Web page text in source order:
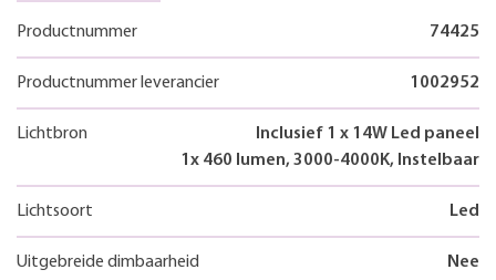
Productnummer 74425
Productnummer leverancier 1002952
Lichtbron
Inclusief 1 x 14W Led paneel
1x 460 lumen, 3000-4000K, Instelbaar
Lichtsoort Led
Uitgebreide dimbaarheid Nee